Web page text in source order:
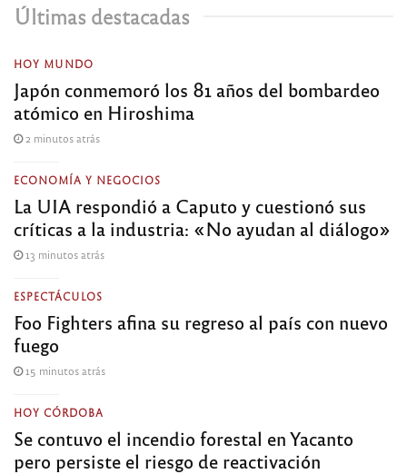
Últimas destacadas
HOY MUNDO
Japón conmemoró los 81 años del bombardeo
atómico en Hiroshima
2 minutos atrás
ECONOMÍA Y NEGOCIOS
La UIA respondió a Caputo y cuestionó sus
críticas a la industria: «No ayudan al diálogo»
13 minutos atrás
ESPECTÁCULOS
Foo Fighters afina su regreso al país con nuevo
fuego
15 minutos atrás
HOY CÓRDOBA
Se contuvo el incendio forestal en Yacanto
pero persiste el riesgo de reactivación